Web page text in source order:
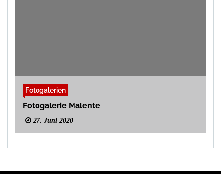
Fotogalerien
Fotogalerie Malente
27. Juni 2020